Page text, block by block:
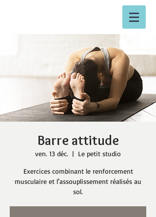
Barre attitude
ven. 13 déc.
  |
Le petit studio
Exercices combinant le renforcement
musculaire et l'assouplissement réalisés au
sol.